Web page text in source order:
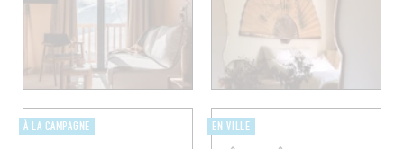
À LA CAMPAGNE EN VILLE